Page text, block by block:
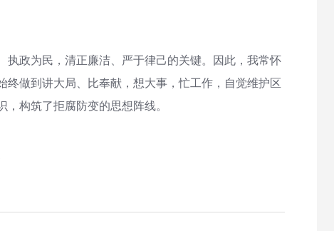
政为民，清正廉洁、严于律己的关键。因此，我常怀
做到讲大局、比奉献，想大事，忙工作，自觉维护区
构筑了拒腐防变的思想阵线。